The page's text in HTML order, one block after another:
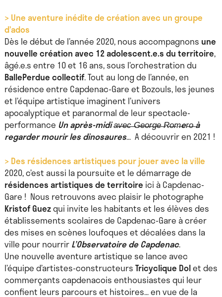
> Une aventure inédite de création avec un groupe
d’ados
Dès le début de l’année 2020, nous accompagnons une
nouvelle création avec 12 adolescent.e.s du territoire,
âgé.e.s entre 10 et 16 ans, sous l’orchestration du
BallePerdue collectif. Tout au long de l’année, en
résidence entre Capdenac-Gare et Bozouls, les jeunes
et l’équipe artistique imaginent l’univers
apocalyptique et paranormal de leur spectacle-
performance Un après-midi a̶v̶e̶c̶ ̶G̶e̶o̶r̶g̶e̶ ̶R̶o̶m̶er̶o̶ à
regarder mourir les dinosaures… A découvrir en 2021 !
> Des résidences artistiques pour jouer avec la ville
2020, c’est aussi la poursuite et le démarrage de
résidences artistiques de territoire ici à Capdenac-
Gare ! Nous retrouvons avec plaisir le photographe
Kristof Guezqui invite les habitants et les élèves des
établissements scolaires de Capdenac-Gare à créer
des mises en scènes loufoques et décalées dans la
ville pour nourrirL’Observatoire de Capdenac.
Une nouvelle aventure artistique se lance avec
l’équipe d’artistes-constructeursTricyclique Dolet des
commerçants capdenacois enthousiastes qui leur
confient leurs parcours et histoires… en vue de la